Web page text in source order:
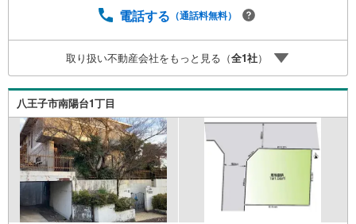
す。■その他、各種ご相談も承っております。○住宅ローン
TOWNSからお客様へ経験豊富なスタッフが親身になってお
客様に合った物件をご紹介させて頂きます！ /他社様掲載物
件も併せてご紹介可能ですのでお気軽にお問い合わせ下さ
い♪駐車場もございますので、お車でのお越しも大歓迎で
す！
電話する （通話料無料）
取り扱い不動産会社をもっと見る（全1社）
八王子市南陽台1丁目